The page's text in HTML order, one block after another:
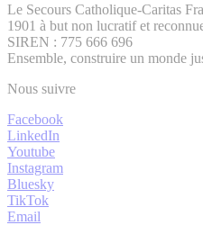
Le Secours Catholique-Caritas
1901 à but non lucratif et
SIREN : 775 666 696
Ensemble, construire un monde
Nous suivre
Facebook
LinkedIn
Youtube
Instagram
Bluesky
TikTok
Email